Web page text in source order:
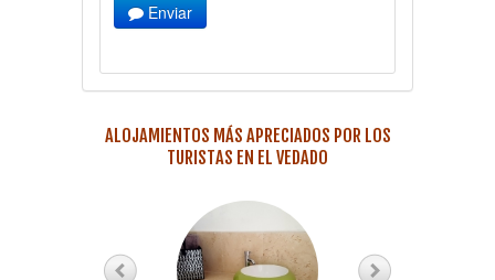
Enviar
ALOJAMIENTOS MÁS APRECIADOS POR LOS
TURISTAS EN EL VEDADO